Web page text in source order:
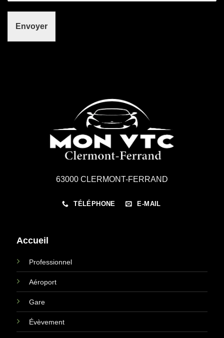
Envoyer
63000 CLERMONT-FERRAND
TÉLÉPHONE E-MAIL
Accueil
Professionnel
Aéroport
Gare
Évèvement